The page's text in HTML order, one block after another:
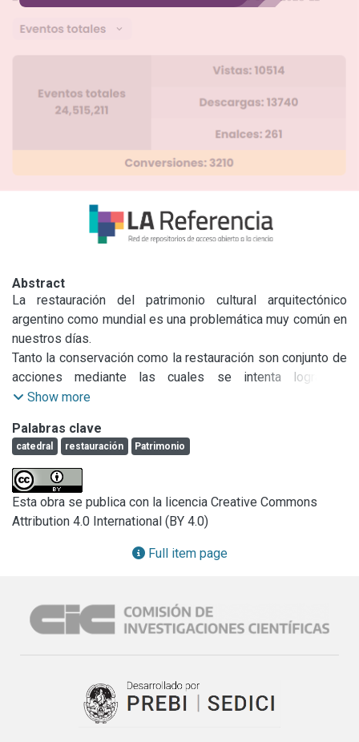
Abstract
La restauración del patrimonio cultural arquitectónico
argentino como mundial es una problemática muy común en
nuestros días.
Tanto la conservación como la restauración son conjunto de
acciones mediante las cuales se intenta lograr la
supervivencia y preservación en toda su integridad y
trabajando sobre el ambiente que rodea a los bienes,
básicamente a través del control de humedad relativa,
temperatura, luz, polución, higiene y educación de la
sociedad en general y de las personas a cargo o en
contacto de dicho patrimonio. Debiendo dejar registrado
tanto su investigación como controles.
La Iglesia Catedral de Quilmes que conocemos hoy (sito en
construcción de ladrillos (desde 1863), con múltiples
intervenciones en su haber. El estudio y análisis realizados
concientizar y hacer revertir el tratamiento actual que se le
está dando a dicho edificio de gran patrimonial tangible e
Show more
Palabras clave
catedral restauración Patrimonio
Esta obra se publica con la licencia Creative Commons
Attribution 4.0 International (BY 4.0)
Full item page